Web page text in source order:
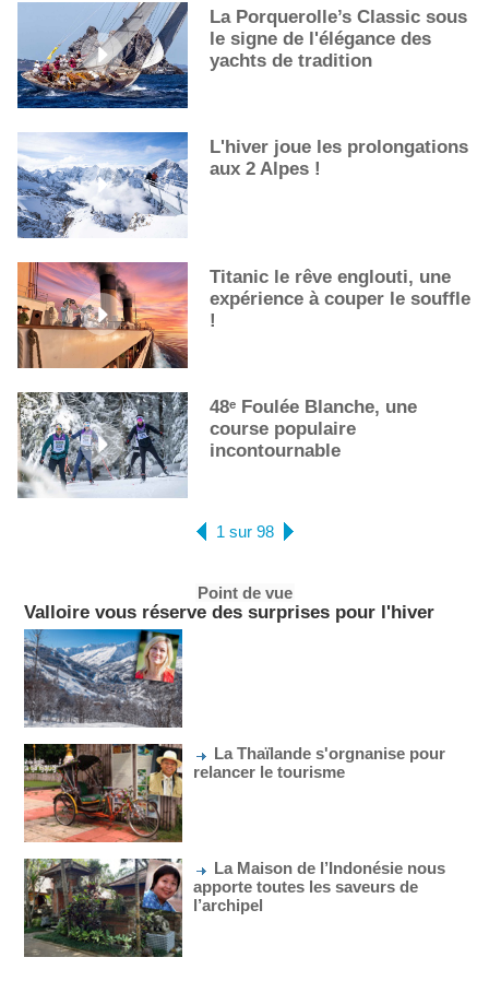
Les cocktails, stars de l’été
La première sélection des grappes du Guide Michelin
La Porquerolle’s Classic sous
le signe de l'élégance des
yachts de tradition
L'hiver joue les prolongations
aux 2 Alpes !
Titanic le rêve englouti, une
expérience à couper le souffle
!
48ᵉ Foulée Blanche, une
course populaire
incontournable
1 sur 98
Point de vue
Valloire vous réserve des surprises pour l'hiver
La Thaïlande s'orgnanise pour
relancer le tourisme
La Maison de l’Indonésie nous
apporte toutes les saveurs de
l’archipel